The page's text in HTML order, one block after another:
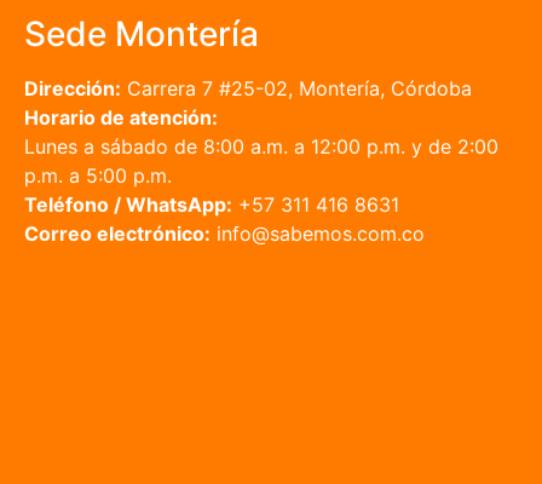
Sede Montería
Dirección: Carrera 7 #25-02, Montería, Córdoba
Horario de atención:
Lunes a sábado de 8:00 a.m. a 12:00 p.m. y de 2:00
p.m. a 5:00 p.m.
Teléfono / WhatsApp: +57 311 416 8631
Correo electrónico: info@sabemos.com.co